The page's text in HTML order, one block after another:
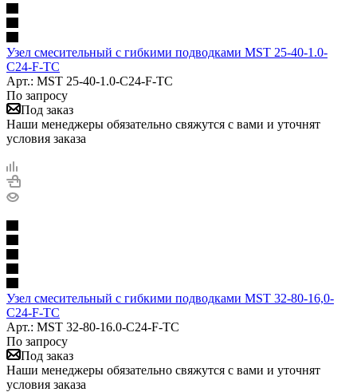
Узел смесительный с гибкими подводками MST 25-40-1.0-
C24-F-TC
Арт.: MST 25-40-1.0-C24-F-TC
По запросу
Под заказ
Наши менеджеры обязательно свяжутся с вами и уточнят
условия заказа
Узел смесительный с гибкими подводками MST 32-80-16,0-
C24-F-TC
Арт.: MST 32-80-16.0-C24-F-TC
По запросу
Под заказ
Наши менеджеры обязательно свяжутся с вами и уточнят
условия заказа